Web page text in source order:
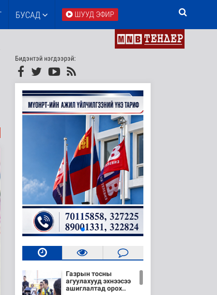
БУСАД ШУУД ЭФИР
Бидэнтэй нэгдээрэй:
Газрын тосны
агуулахууд эхнээсээ
ашиглалтад орох..